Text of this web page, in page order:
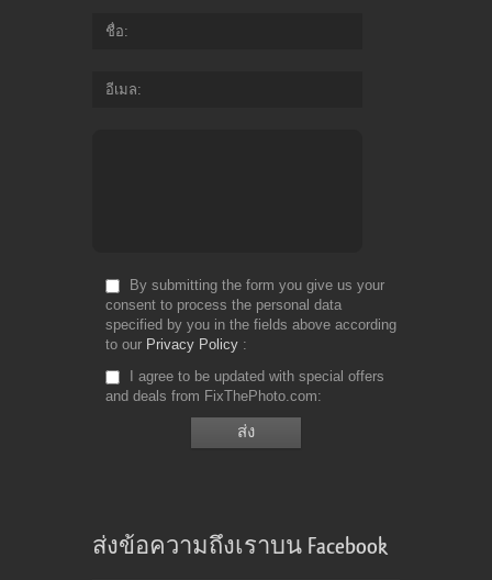
ชื่อ
อีเมล
By submitting the form you give us your
consent to process the personal data
specified by you in the fields above according
to our Privacy Policy
I agree to be updated with special offers
and deals from FixThePhoto.com
ส่งข้อความถึงเราบน Facebook